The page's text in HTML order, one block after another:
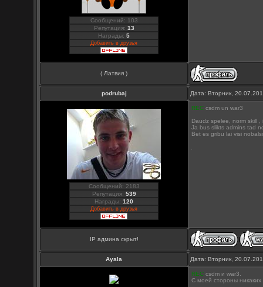
Сообщений: 103
Репутация: 13
Награды:5
Добавить в друзья
( Латвия )
podrubaj Дата: Вторник,
Сообщений: 2183
Репутация: 539
Награды:120
Добавить в друзья
REC csdm un war3
Daudz spelee, norm skill
Ja bus slikts admins tad
Bet es gribu lai visi
IP админа скрыт!
Ayala Дата: Вторник,
REC csdm и war3.
С моей стороны